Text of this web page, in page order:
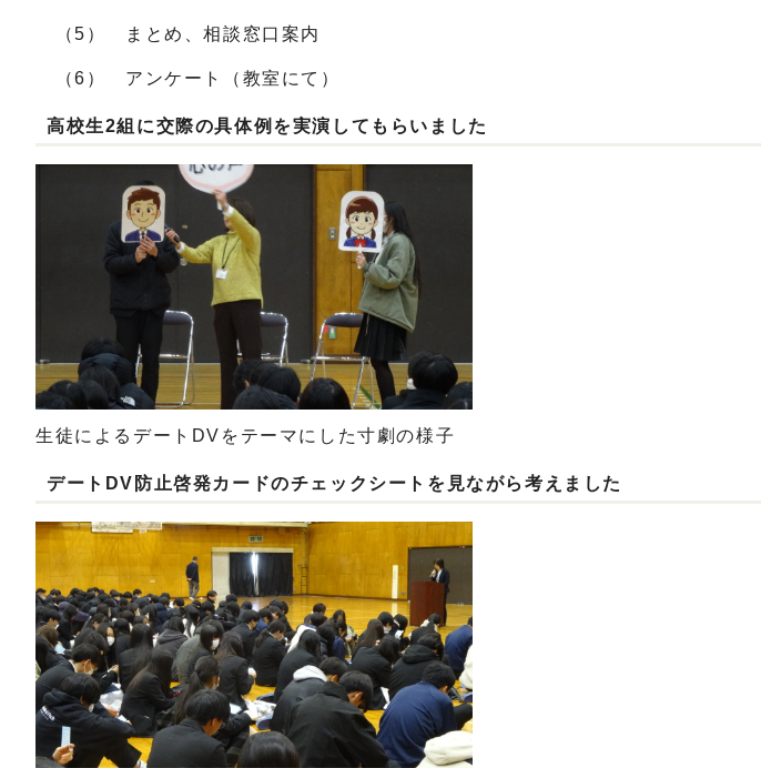
（5） まとめ、相談窓口案内
（6） アンケート（教室にて）
高校生2組に交際の具体例を実演してもらいました
生徒によるデートDVをテーマにした寸劇の様子
デートDV防止啓発カードのチェックシートを見ながら考えました